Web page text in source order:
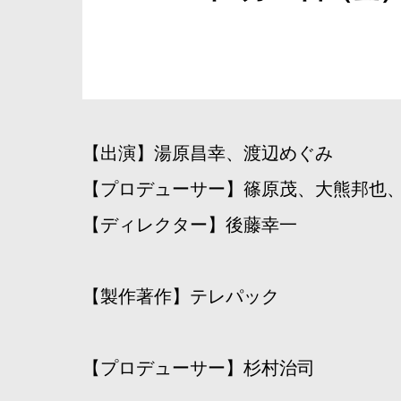
【出演】湯原昌幸、渡辺めぐみ
【プロデューサー】篠原茂、大熊邦也
【ディレクター】後藤幸一
【製作著作】テレパック
【プロデューサー】杉村治司